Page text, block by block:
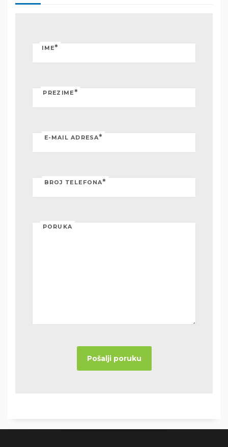
IME*
PREZIME *
E-MAIL ADRESA*
BROJ TELEFONA*
PORUKA